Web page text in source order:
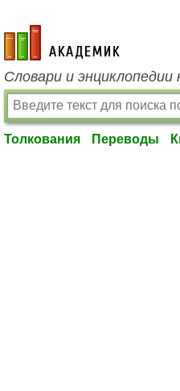
academic.ru
Словари и энциклопедии
Толкования Переводы